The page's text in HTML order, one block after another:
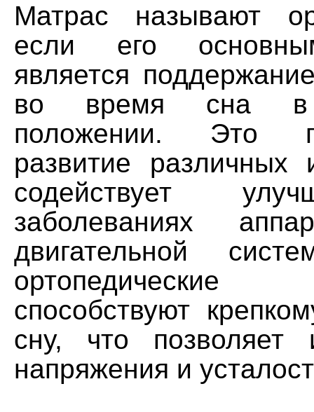
Матрас называют
если его
является
во время сна в
положении. Это
развитие различных
содействует
заболеваниях
двигательной
способствуют
сну, что позволяет
напряжения и